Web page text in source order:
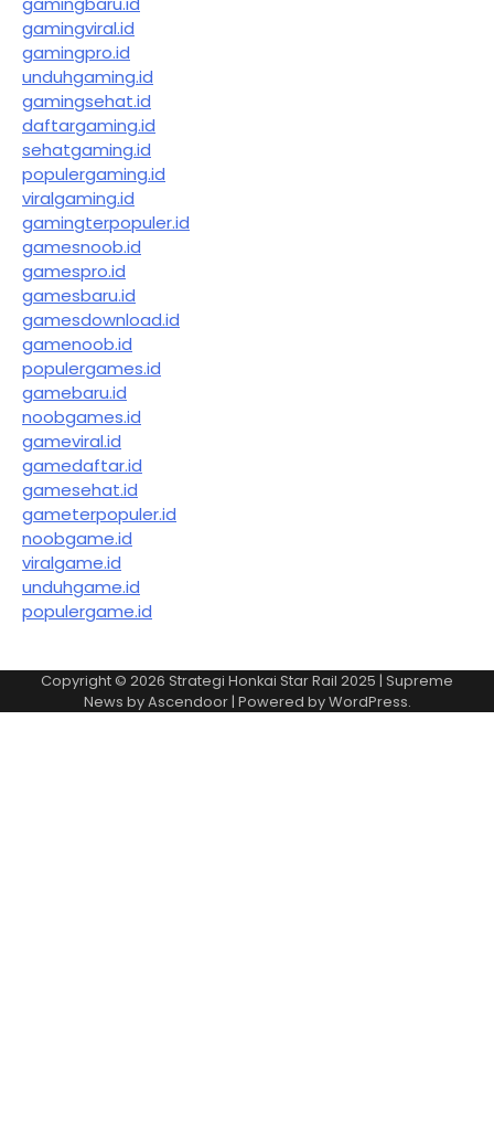
gamingviral.id
gamingpro.id
unduhgaming.id
gamingsehat.id
daftargaming.id
sehatgaming.id
populergaming.id
viralgaming.id
gamingterpopuler.id
gamesnoob.id
gamespro.id
gamesbaru.id
gamesdownload.id
gamenoob.id
populergames.id
gamebaru.id
noobgames.id
gameviral.id
gamedaftar.id
gamesehat.id
gameterpopuler.id
noobgame.id
viralgame.id
unduhgame.id
populergame.id
Copyright © 2026 Strategi Honkai Star Rail 2025 | Supreme
News byAscendoor| Powered byWordPress.